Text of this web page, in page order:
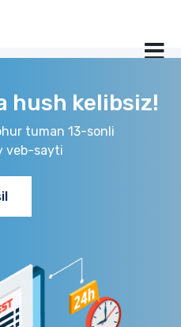
hush kelibsiz!
tuman 13-sonli
veb-sayti